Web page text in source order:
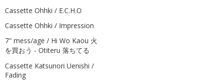
Cassette Ohhki / E.C.H.O
Cassette Ohhki / Impression
7" mess/age / Hi Wo Kaou 火
を買おう - Otiteru 落ちてる
Cassette Katsunori Uenishi /
Fading